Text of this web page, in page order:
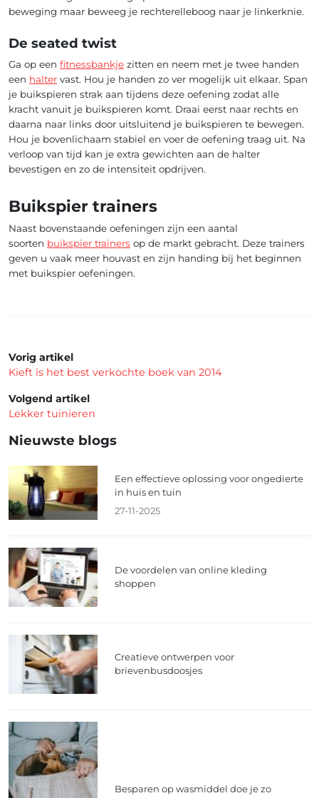
beweging maar beweeg je rechterelleboog naar je linkerknie.
De seated twist
Ga op een fitnessbankje zitten en neem met je twee handen
een halter vast. Hou je handen zo ver mogelijk uit elkaar. Span
je buikspieren strak aan tijdens deze oefening zodat alle
kracht vanuit je buikspieren komt. Draai eerst naar rechts en
daarna naar links door uitsluitend je buikspieren te bewegen.
Hou je bovenlichaam stabiel en voer de oefening traag uit. Na
verloop van tijd kan je extra gewichten aan de halter
bevestigen en zo de intensiteit opdrijven.
Buikspier trainers
Naast bovenstaande oefeningen zijn een aantal
soorten buikspier trainers op de markt gebracht. Deze trainers
geven u vaak meer houvast en zijn handing bij het beginnen
met buikspier oefeningen.
Vorig artikel
Kieft is het best verkochte boek van 2014
Volgend artikel
Lekker tuinieren
Nieuwste blogs
Een effectieve oplossing voor ongedierte
in huis en tuin
27-11-2025
De voordelen van online kleding
shoppen
Creatieve ontwerpen voor
brievenbusdoosjes
Besparen op wasmiddel doe je zo